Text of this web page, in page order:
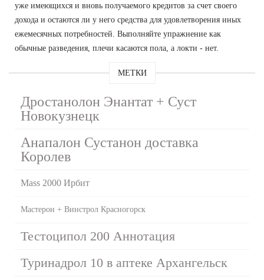
уже имеющихся и вновь получаемого кредитов за счет своего
дохода и остаются ли у него средства для удовлетворения иных
ежемесячных потребностей. Выполняйте упражнение как
обычные разведения, плечи касаются пола, а локти - нет.
МЕТКИ
Дростанолон Энантат + Суст
Новокузнецк
Анапалон Сустанон доставка
Королев
Mass 2000 Ирбит
Мастерон + Винстрол Красногорск
Тестоципол 200 Аннотация
Туринадрол 10 в аптеке Архангельск